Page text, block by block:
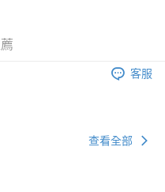
費
客服
查看全部